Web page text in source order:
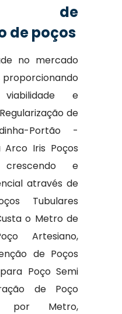
de
de poços
no mercado
proporcionando
e
de
Portão -
Iris Poços
e
através de
Tubulares
o Metro de
Artesiano,
de Poços
Poço Semi
de Poço
por Metro,